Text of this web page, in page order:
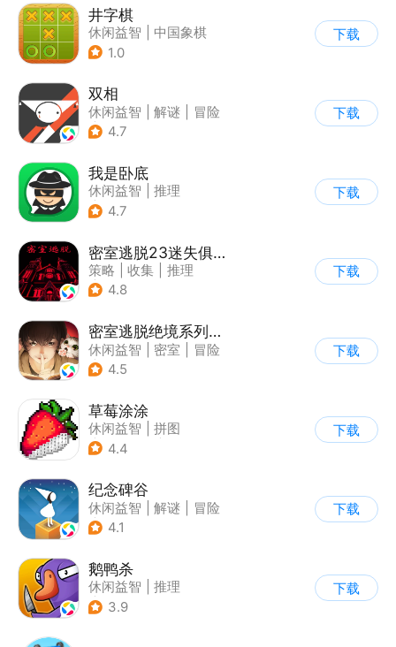
井字棋
休闲益智
中国象棋
1.0
下载
双相
休闲益智 解谜
冒险
| 公益
4.7
下载
我是卧底
休闲益智
推理
| 派对游戏
4.7
下载
密室逃脱23迷失俱乐部
策略 收集
推理
| 密室逃脱
4.8
下载
密室逃脱绝境系列3画仙奇缘
休闲益智 密室
冒险
| 密室逃脱
4.5
下载
草莓涂涂
休闲益智
拼图
| 儿童游戏
4.4
下载
纪念碑谷
休闲益智 解谜
冒险
| 治愈
4.1
下载
鹅鸭杀
休闲益智
推理
| 金山世游
3.9
下载